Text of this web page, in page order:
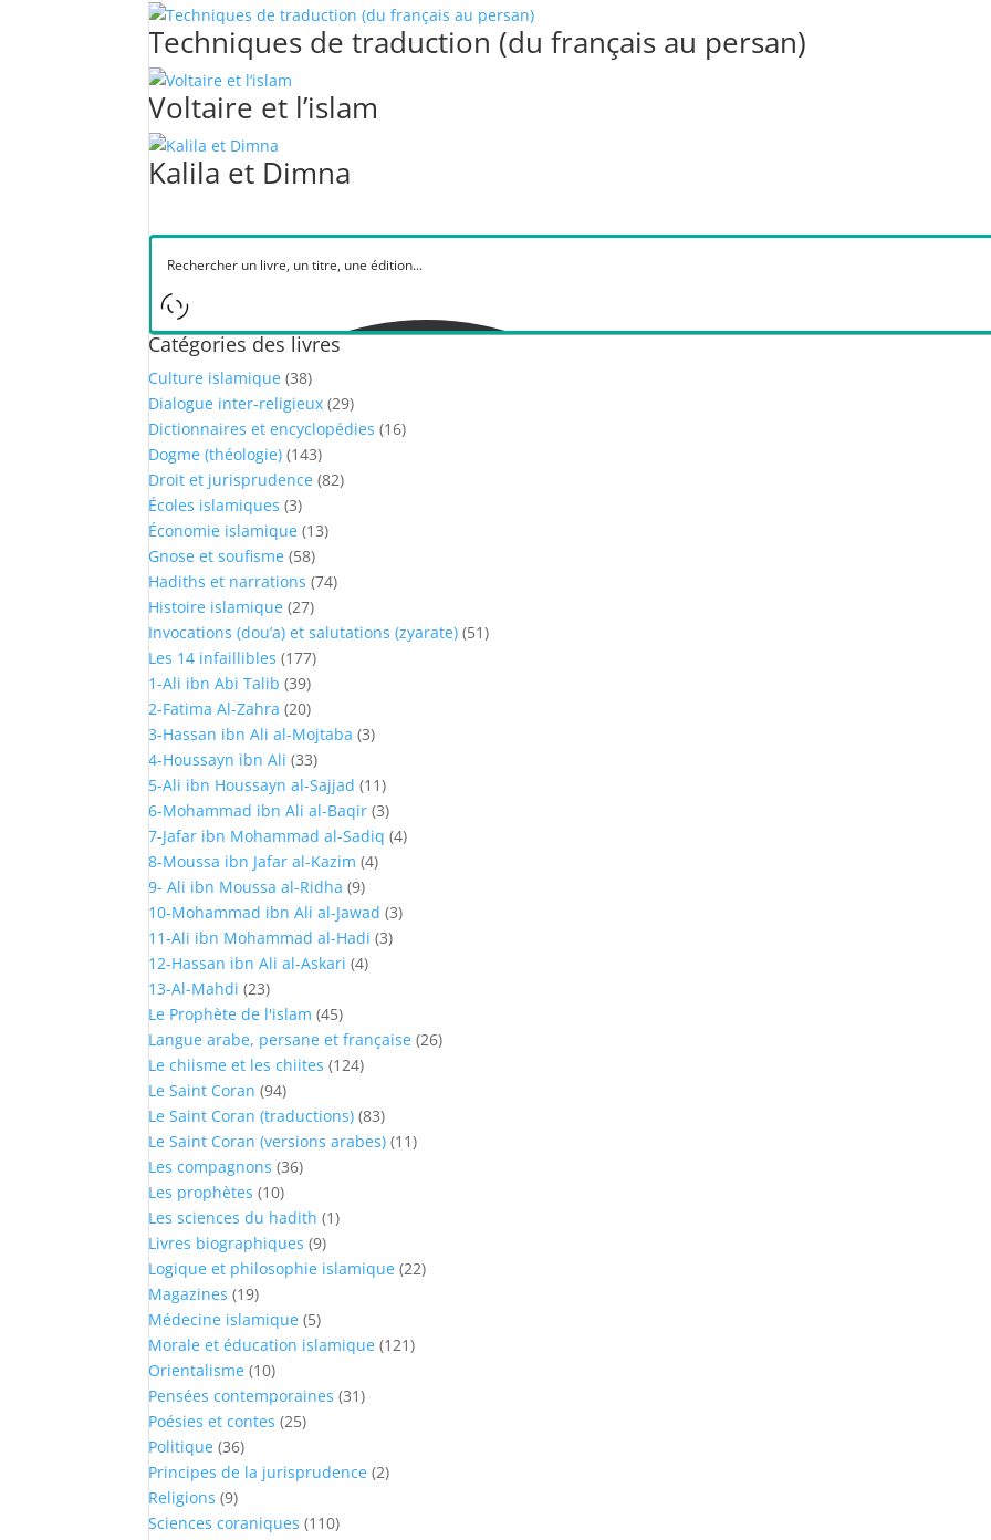
Techniques de traduction (du français au persan)
Voltaire et l’islam
Kalila et Dimna
Catégories des livres
Culture islamique (38)
Dialogue inter-religieux (29)
Dictionnaires et encyclopédies (16)
Dogme (théologie) (143)
Droit et jurisprudence (82)
Écoles islamiques (3)
Économie islamique (13)
Gnose et soufisme (58)
Hadiths et narrations (74)
Histoire islamique (27)
Invocations (dou’a) et salutations (zyarate) (51)
Les 14 infaillibles (177)
1-Ali ibn Abi Talib (39)
2-Fatima Al-Zahra (20)
3-Hassan ibn Ali al-Mojtaba (3)
4-Houssayn ibn Ali (33)
5-Ali ibn Houssayn al-Sajjad (11)
6-Mohammad ibn Ali al-Baqir (3)
7-Jafar ibn Mohammad al-Sadiq (4)
8-Moussa ibn Jafar al-Kazim (4)
9- Ali ibn Moussa al-Ridha (9)
10-Mohammad ibn Ali al-Jawad (3)
11-Ali ibn Mohammad al-Hadi (3)
12-Hassan ibn Ali al-Askari (4)
13-Al-Mahdi (23)
Le Prophète de l'islam (45)
Langue arabe, persane et française (26)
Le chiisme et les chiites (124)
Le Saint Coran (94)
Le Saint Coran (traductions) (83)
Le Saint Coran (versions arabes) (11)
Les compagnons (36)
Les prophètes (10)
Les sciences du hadith (1)
Livres biographiques (9)
Logique et philosophie islamique (22)
Magazines (19)
Médecine islamique (5)
Morale et éducation islamique (121)
Orientalisme (10)
Pensées contemporaines (31)
Poésies et contes (25)
Politique (36)
Principes de la jurisprudence (2)
Religions (9)
Sciences coraniques (110)